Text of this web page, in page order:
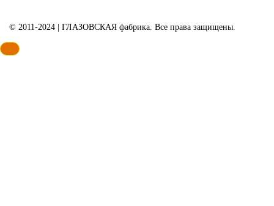
© 2011-2024 | ГЛАЗОВСКАЯ фабрика. Все права защищены.